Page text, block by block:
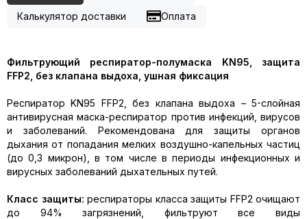
Калькулятор доставки
Оплата
Фильтрующий респиратор-полумаска KN95, защита
FFP2, без клапана выдоха, ушная фиксация
Респиратор KN95 FFP2, без клапана выдоха – 5-слойная
антивирусная маска-респиратор против инфекций, вирусов
и заболеваний. Рекомендована для защиты органов
дыхания от попадания мелких воздушно-капельных частиц
(до 0,3 микрон), в том числе в периоды инфекционных и
вирусных заболеваний дыхательных путей.
Класс защиты: респираторы класса защиты FFP2 очищают
до 94% загрязнений, фильтруют все виды